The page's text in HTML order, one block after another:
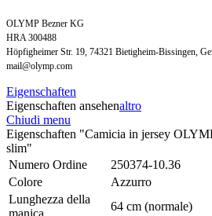
OLYMP Bezner KG
HRA 300488
Höpfigheimer Str. 19, 74321 Bietigheim-Bissingen,
mail@olymp.com
Eigenschaften
Eigenschaften ansehenaltro
Chiudi menu
Eigenschaften "Camicia in jersey
slim"
Numero Ordine
250374-10.36
Colore
Azzurro
Lunghezza della
manica
64 cm (normale)